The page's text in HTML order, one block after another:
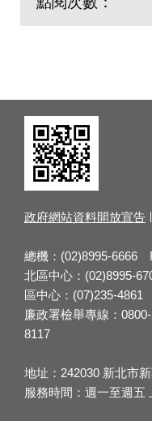
政府網站資料開放宣告
總機：(02)8995-6666
北區中心：(02)8995-
區中心：(07)235-4861
廉政署檢舉專線：
8117
地址：242030 新北市
服務時間：週一至週五